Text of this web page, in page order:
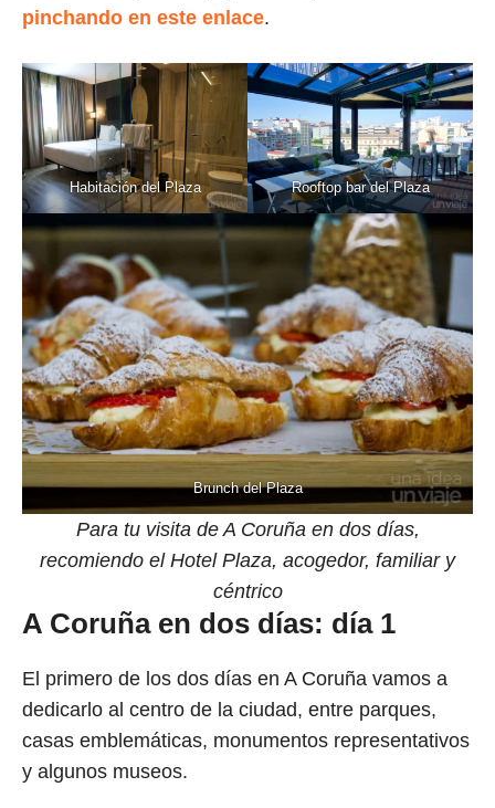
pinchando en este enlace.
Habitación del Plaza Rooftop bar del Plaza
Brunch del Plaza
Para tu visita de A Coruña en dos días,
recomiendo el Hotel Plaza, acogedor, familiar y
céntrico
A Coruña en dos días: día 1
El primero de los dos días en A Coruña vamos a
dedicarlo al centro de la ciudad, entre parques,
casas emblemáticas, monumentos representativos
y algunos museos.